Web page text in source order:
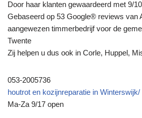
Door haar klanten gewaardeerd met 9/
Gebaseerd op 53 Google® reviews van
aangewezen timmerbedrijf voor de
Twente
Zij helpen u dus ook in Corle, Huppel,
053-2005736
houtrot en kozijnreparatie in
Ma-Za 9/17 open